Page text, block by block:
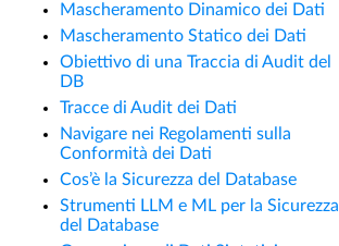
Mascheramento Dinamico dei Dati
Mascheramento Statico dei Dati
Obiettivo di una Traccia di Audit del
DB
Tracce di Audit dei Dati
Navigare nei Regolamenti sulla
Conformità dei Dati
Cos’è la Sicurezza del Database
Strumenti LLM e ML per la Sicurezza
del Database